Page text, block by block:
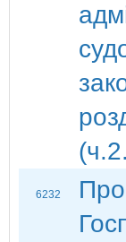
6232